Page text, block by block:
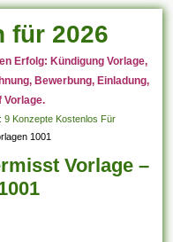
für 2026
Erfolg: Kündigung Vorlage,
Bewerbung, Einladung,
Vorlage.
9 Konzepte Kostenlos Für
1001
Vorlage –